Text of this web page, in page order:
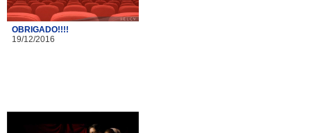
OBRIGADO!!!!
19/12/2016